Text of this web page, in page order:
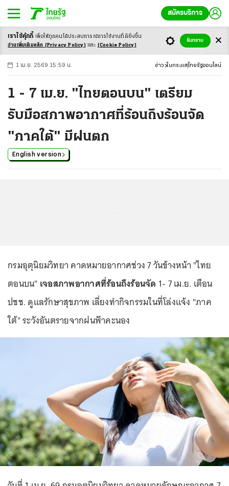
สมัครบริการ
-ก ก ก+
1 เม.ย. 2569 15:59 น. ข่าว ในกระแส ไทยรัฐออนไลน์
1 - 7 เม.ย. "ไทยตอนบน" เตรียม
รับมือสภาพอากาศที่ร้อนถึงร้อนจัด
"ภาคใต้" มีฝนตก
English version
กรมอุตุนิยมวิทยา คาดหมายอากาศช่วง 7 วันข้างหน้า "ไทย
ตอนบน" เจอสภาพอากาศที่ร้อนถึงร้อนจัด 1- 7 เม.ย. เตือน
ปชช. ดูแลรักษาสุขภาพ เลี่ยงทำกิจกรรมในที่โล่งแจ้ง "ภาค
ใต้" ระวังอันตรายจากฝนฟ้าคะนอง
เราใช้คุ้กกี้ เพื่อให้ทุกคนได้ประสบการณ์การใช้งานที่ดียิ่งขึ้น
อ่านเพิ่มเติมคลิก (Privacy Policy) และ (Cookie Policy)
รับทราบ